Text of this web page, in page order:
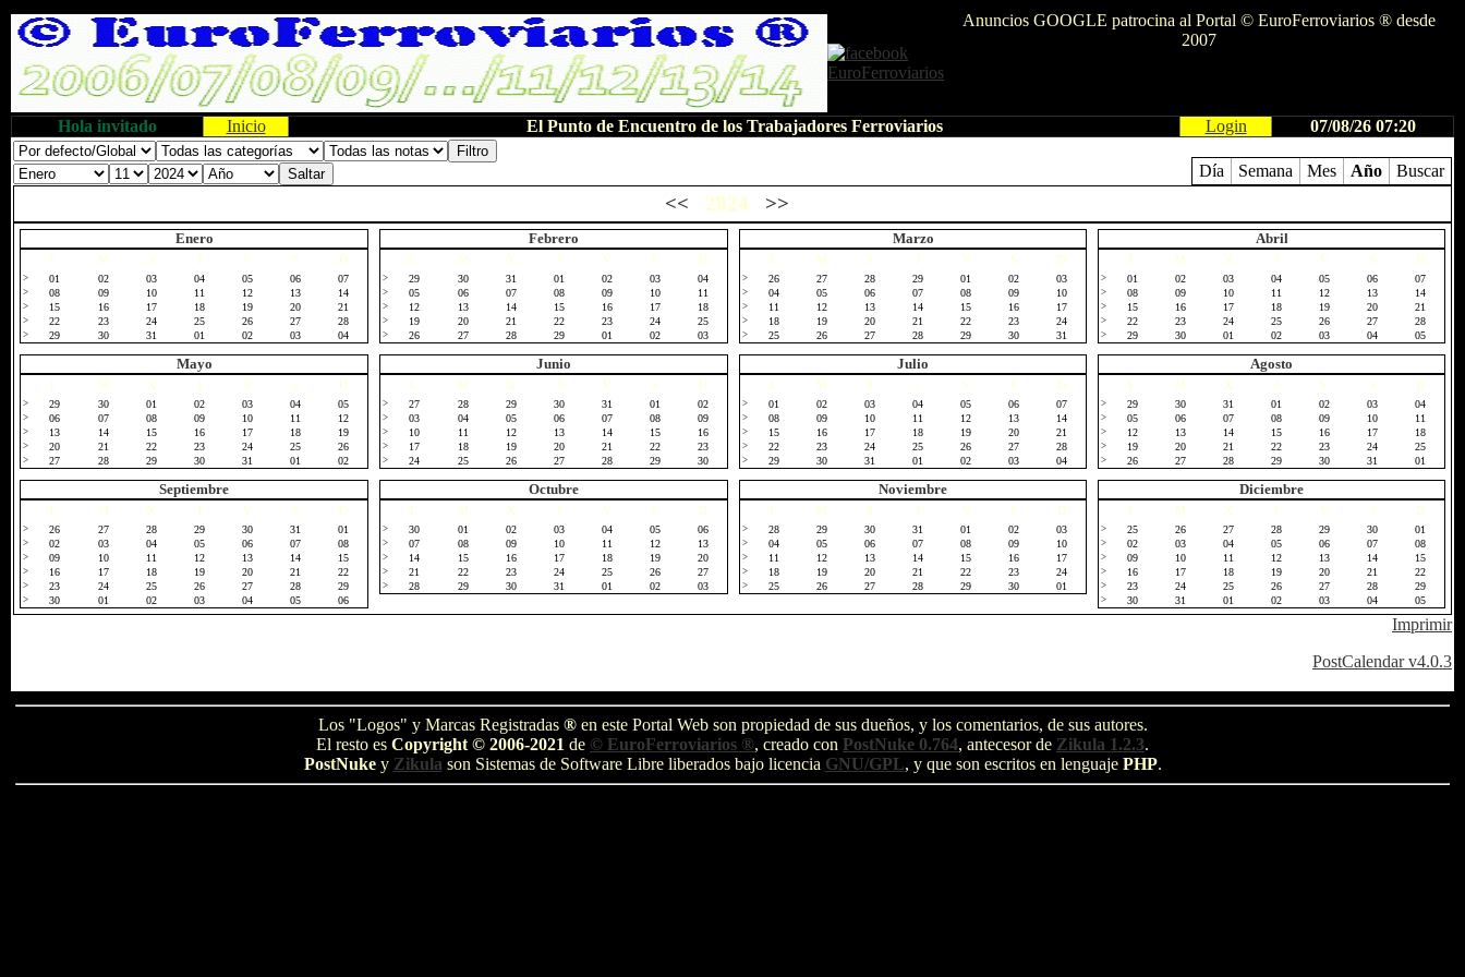
Anuncios GOOGLE patrocina al Portal © EuroFerroviarios ® desde
2007
Hola invitado Inicio El Punto de Encuentro de los Trabajadores Ferroviarios Login 07/08/26 07:20
Día Semana Mes Año Buscar
<< 2024 >>
Enero
M X J V S D
> 01 02 03 04 05 06 07
> 08 09 10 11 12 13 14
> 15 16 17 18 19 20 21
> 22 23 24 25 26 27 28
> 29 30 31 01 02 03 04
Febrero
M X J V S D
> 29 30 31 01 02 03 04
> 05 06 07 08 09 10 11
> 12 13 14 15 16 17 18
> 19 20 21 22 23 24 25
> 26 27 28 29 01 02 03
Marzo
M X J V S D
> 26 27 28 29 01 02 03
> 04 05 06 07 08 09 10
> 11 12 13 14 15 16 17
> 18 19 20 21 22 23 24
> 25 26 27 28 29 30 31
Abril
M X J V S D
> 01 02 03 04 05 06 07
> 08 09 10 11 12 13 14
> 15 16 17 18 19 20 21
> 22 23 24 25 26 27 28
> 29 30 01 02 03 04 05
Mayo
M X J V S D
> 29 30 01 02 03 04 05
> 06 07 08 09 10 11 12
> 13 14 15 16 17 18 19
> 20 21 22 23 24 25 26
> 27 28 29 30 31 01 02
Junio
M X J V S D
> 27 28 29 30 31 01 02
> 03 04 05 06 07 08 09
> 10 11 12 13 14 15 16
> 17 18 19 20 21 22 23
> 24 25 26 27 28 29 30
Julio
M X J V S D
> 01 02 03 04 05 06 07
> 08 09 10 11 12 13 14
> 15 16 17 18 19 20 21
> 22 23 24 25 26 27 28
> 29 30 31 01 02 03 04
Agosto
M X J V S D
> 29 30 31 01 02 03 04
> 05 06 07 08 09 10 11
> 12 13 14 15 16 17 18
> 19 20 21 22 23 24 25
> 26 27 28 29 30 31 01
Septiembre
M X J V S D
> 26 27 28 29 30 31 01
> 02 03 04 05 06 07 08
> 09 10 11 12 13 14 15
> 16 17 18 19 20 21 22
> 23 24 25 26 27 28 29
> 30 01 02 03 04 05 06
Octubre
M X J V S D
> 30 01 02 03 04 05 06
> 07 08 09 10 11 12 13
> 14 15 16 17 18 19 20
> 21 22 23 24 25 26 27
> 28 29 30 31 01 02 03
Noviembre
M X J V S D
> 28 29 30 31 01 02 03
> 04 05 06 07 08 09 10
> 11 12 13 14 15 16 17
> 18 19 20 21 22 23 24
> 25 26 27 28 29 30 01
Diciembre
M X J V S D
> 25 26 27 28 29 30 01
> 02 03 04 05 06 07 08
> 09 10 11 12 13 14 15
> 16 17 18 19 20 21 22
> 23 24 25 26 27 28 29
> 30 31 01 02 03 04 05
Imprimir
PostCalendar v4.0.3
Los "Logos" y Marcas Registradas ®en este Portal Web son propiedad de sus dueños, y los comentarios, de sus autores.
El resto es Copyright © 2006-2021 de © EuroFerroviarios ®, creado con PostNuke 0.764, antecesor de Zikula 1.2.3.
PostNukey Zikula son Sistemas de Software Libre liberados bajo licencia GNU/GPL, y que son escritos en lenguaje PHP.